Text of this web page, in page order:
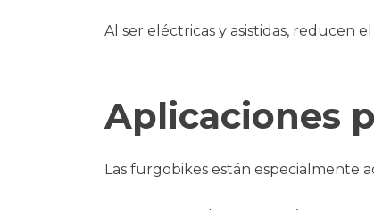
Al ser eléctricas y asistidas, reducen
Aplicaciones
Las furgobikes están especialmente